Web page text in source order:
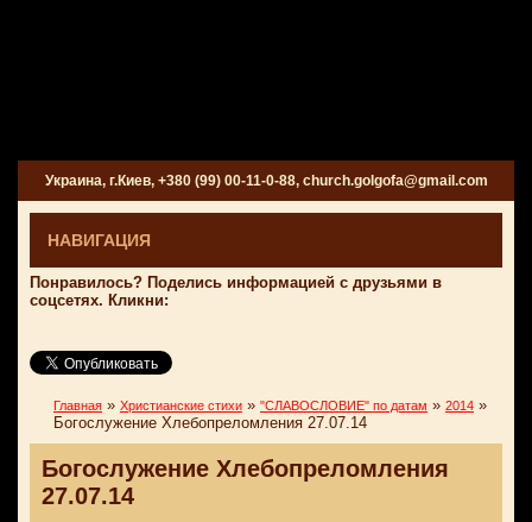
Украина, г.Киев, +380 (99) 00-11-0-88, church.golgofa@gmail.com
НАВИГАЦИЯ
Понравилось? Поделись информацией с друзьями в
соцсетях. Кликни:
Главная » Христианские стихи » "СЛАВОСЛОВИЕ" по датам » 2014 »
Богослужение Хлебопреломления 27.07.14
Богослужение Хлебопреломления
27.07.14